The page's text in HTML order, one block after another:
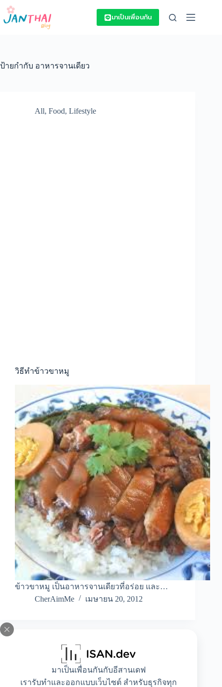
Skip
content
มาเป็นเพื่อนกันกับอีสานเดฟ
เรารับทำและออกแบบเว็บไซต์ สำหรับธุรกิจทุก
มาเป็นเพื่อนกัน
ป้ายกำกับ อาหารจานเดียว
All, Food, Lifestyle
วิธีทำข้าวขาหมู
ข้าวขาหมู เป็นอาหารจานเดียวที่อร่อย และ…
CherAimMe
เมษายน 20, 2012
Lifestyle
วิธีทำข้าวหน้าเป็ด